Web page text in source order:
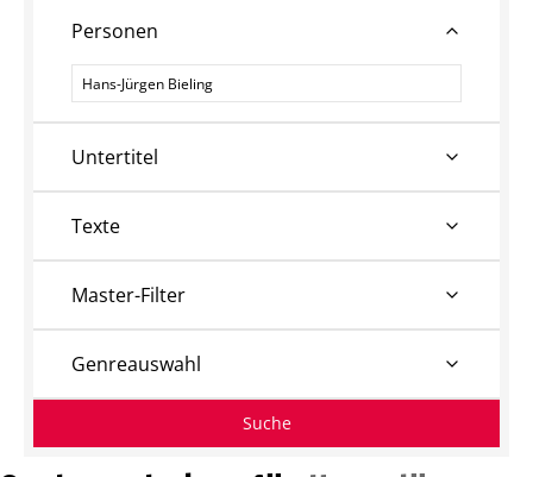
Personen
Personen
Untertitel
Texte
Master-Filter
Genreauswahl
Suche